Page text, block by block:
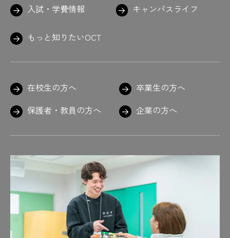
入試・学費情報 キャンパスライフ
もっと知りたいOCT
在校生の方へ
卒業生の方へ
保護者・教員の方へ
企業の方へ